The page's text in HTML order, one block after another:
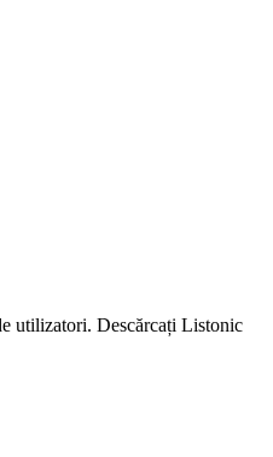
utilizatori. Descărcați Listonic